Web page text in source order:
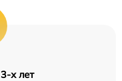
х лет